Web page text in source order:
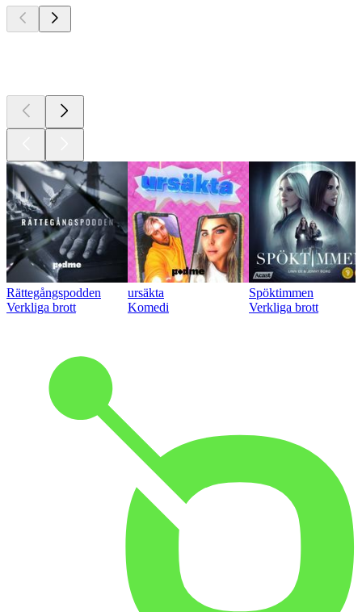
Rättegångspodden
Verkliga brott
ursäkta
Komedi
Spöktimmen
Verkliga brott